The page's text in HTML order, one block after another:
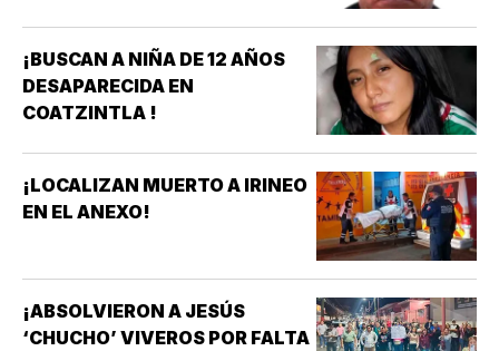
¡BUSCAN A NIÑA DE 12 AÑOS
DESAPARECIDA EN
COATZINTLA !
¡LOCALIZAN MUERTO A IRINEO
EN EL ANEXO!
¡ABSOLVIERON A JESÚS
‘CHUCHO’ VIVEROS POR FALTA